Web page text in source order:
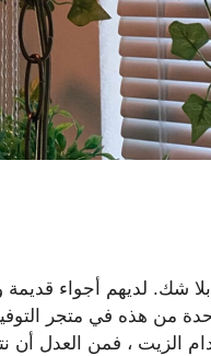
شك. لديهم أجواء
من هذه في متجر
الزيت ، فمن العدل أن